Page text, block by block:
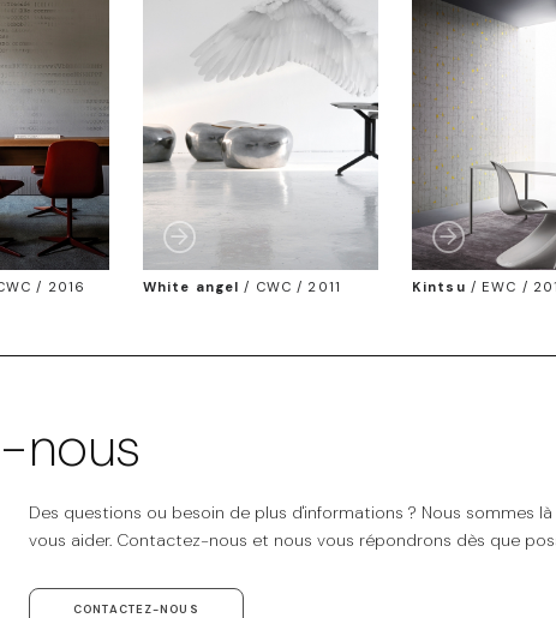
/ 2016 White angel / CWC / 2011 Kintsu / EWC /
nous
Des questions ou besoin de plus d'informations ? Nous sommes
vous aider. Contactez-nous et nous vous répondrons dès que
CONTACTEZ-NOUS